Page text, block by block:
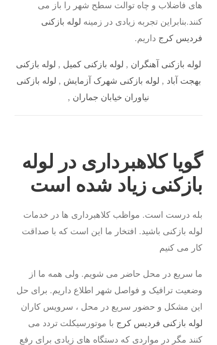
های فاضلاب و چاه توالت سطح شهر را باز می
کنند.بنابراین تجربه زیادی در زمینه لوله بازکنی
فردیس کرج داریم.
لوله بازکنی آهنگران , لوله بازکنی کمیل , لوله بازکنی
بهجت آباد , لوله بازکنی شهرک آزمایش , لوله بازکنی
نیاوران خیابان جماران ,
گویا کلاهبرداری در لوله
بازکنی زیاد شده است
بله درست است. مواظب کلاهبرداری ها در خدمات
لوله بازکنی باشید. افتخار ما این است که با صداقت
کار می کنیم
ما سریع در محل حاضر می شویم. ولی همه ما از
وضعیت ترافیک و فواصل شهر اطلاع داریم. برای حل
این مشکل و حضور سریع در محل ، سرویس کاران
لوله بازکنی فردیس کرج با موتورسیکلت تردد می
کنند مگر در مواردی که دستگاه های زیادی برای رفع